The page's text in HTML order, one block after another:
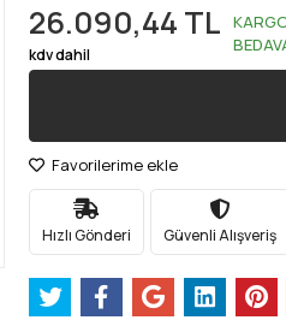
26.090,44 TL
kdv dahil
Favorilerime ekle
Hızlı Gönderi Güvenli Alışveriş